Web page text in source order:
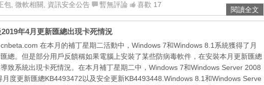
包 微軟相關 資訊安全公告 暫無評論 喜歡 17
閱讀全文
年4月更新匯總出現卡死情況
在本月的補丁星期二活動中，Windows 7和Windows 8.1系統獲得了月
總。但是部分用戶反饋稱如果電腦上安裝了某些防病毒軟件，在安裝本月更新匯總
致系統出現卡死情況。在本月補丁星期二中，Windows 7和Windows Server 2008
月度更新匯總KB4493472以及安全更新KB4493448.Windows 8.1和Windows Serve